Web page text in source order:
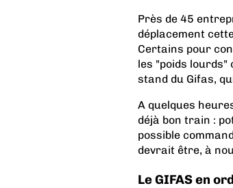
Près de 45
déplacement
Certains pour
les "poids
stand du Gifas,
A quelques
déjà bon train :
possible
devrait être, à
Le GIFAS en